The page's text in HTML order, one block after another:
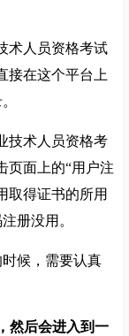
人员资格考试
接在这个平台上
术人员资格考
页面上的“用户注
取得证书的所用
册没用。
候，需要认真
然后会进入到一